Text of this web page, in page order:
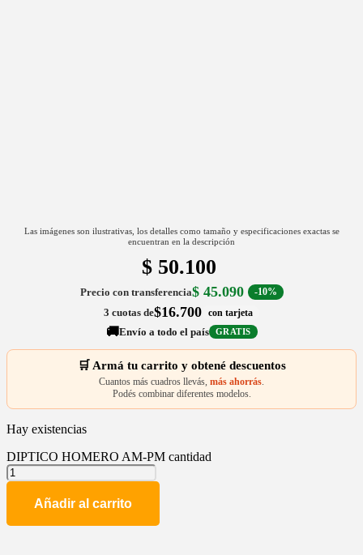
Las imágenes son ilustrativas, los detalles como tamaño y especificaciones exactas se
encuentran en la descripción
$ 50.100
Precio con transferencia$ 45.090 -10%
3 cuotas de$16.700 con tarjeta
🚚Envío a todo el país GRATIS
🛒 Armá tu carrito y obtené descuentos
Cuantos más cuadros llevás, más ahorrás.
Podés combinar diferentes modelos.
Hay existencias
DIPTICO HOMERO AM-PM cantidad
Añadir al carrito